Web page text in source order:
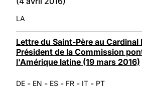
LA
Lettre du Saint-Père au Cardinal
Président de la Commission
l'Amérique latine (19 mars 2016)
DE - EN - ES - FR - IT - PT